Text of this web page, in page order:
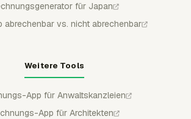
für Japan
abrechenbar vs. nicht abrechenbar
Weitere Tools
App für Anwaltskanzleien
App für Architekten